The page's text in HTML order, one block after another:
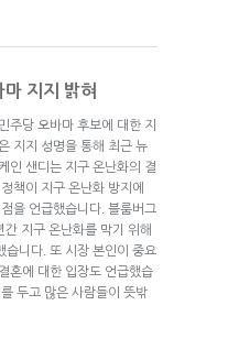
지지 밝혀
주당 오바마 후보에 대한 지
지지 성명을 통해 최근 뉴
인 샌디는 지구 온난화의 결
책이 지구 온난화 방지에
을 언급했습니다. 블룸버그
지구 온난화를 막기 위해
습니다. 또 시장 본인이 중요
혼에 대한 입장도 언급했습
두고 많은 사람들이 뜻밖